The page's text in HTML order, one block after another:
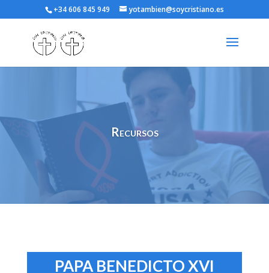
+34 606 845 949 yotambien@soycristiano.es
Recursos
PAPA BENEDICTO XVI